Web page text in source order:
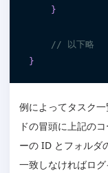
}
// 以下略
}
例によってタスク一
ドの冒頭に上記の
ーの ID とフォルダ
一致しなければロ